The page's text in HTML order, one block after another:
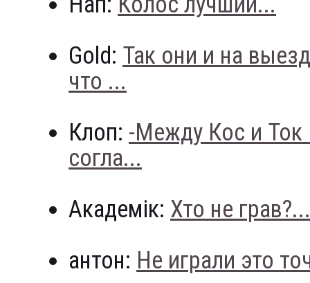
Gold: Так они и на
что ...
Клоп: -Между Кос и
согла...
Академік: Хто не грав?...
антон: Не играли это